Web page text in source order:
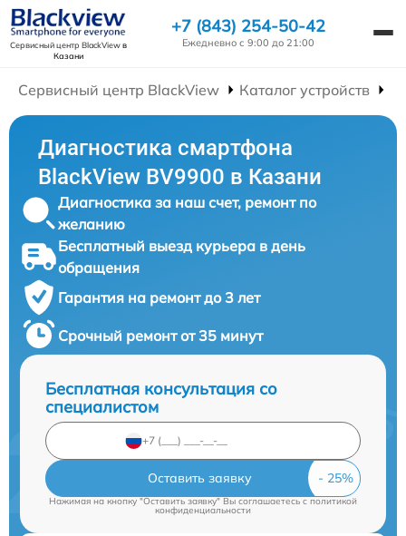
Сервисный центр BlackViewв
Казани
+7 (843) 254-50-42
Ежедневно с 9:00 до 21:00
Сервисный центр BlackView Каталог устройств
Диагностика смартфона
BlackView BV9900 в Казани
Диагностика за наш счет, ремонт по
желанию
Бесплатный выезд курьера в день
обращения
Гарантия на ремонт до 3 лет
Срочный ремонт от 35 минут
Бесплатная консультация со
специалистом
Оставить заявку
Нажимая на кнопку "Оставить заявку" Вы соглашаетесь cполитикой
конфиденциальности